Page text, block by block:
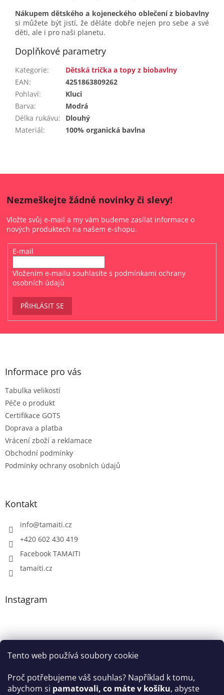
Tento web používá soubory cookie
Proč potřebujeme váš souhlas? Například k tomu,
abychom si pamatovali, co máte v košíku, abyste
Nákupem dětského a kojeneckého oblečení z biobavlny
si můžete být jistí, že děláte dobře nejen pro sebe a své
děti, ale i pro naši planetu.
Doplňkové parametry
Kategorie:
Dětská trička a topy z biobavlny
EAN:
4251863809262
Pohlaví:
Kluci
Barva:
Modrá
Délka rukávu:
Dlouhý
Materiál: 100% organická bavlna
Nezmeškejte žádné novinky či slevy!
Vložte svůj e-mail a my vám budeme zasílat informace o
nových produktech na našem e-shopu.
E-mail
Vložením e-mailu souhlasíte s podmínkami ochrany
osobních údajů
PŘIHLÁSIT SE
Z
Informace pro vás
Tabulka velikostí
Péče o produkt
Certifikace GOTS
Doprava a platba
Vrácení zboží a reklamace
Obchodní podmínky
Podmínky ochrany osobních údajů
Kontakt
info@tamaiti.cz
+420 602 430 419
Facebook TAMAITI
tamaiti.cz
Instagram